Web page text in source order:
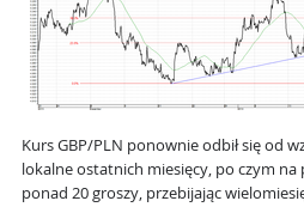
Kurs GBP/PLN ponownie odbił się od
lokalne ostatnich miesięcy, po czym na
ponad 20 groszy, przebijając